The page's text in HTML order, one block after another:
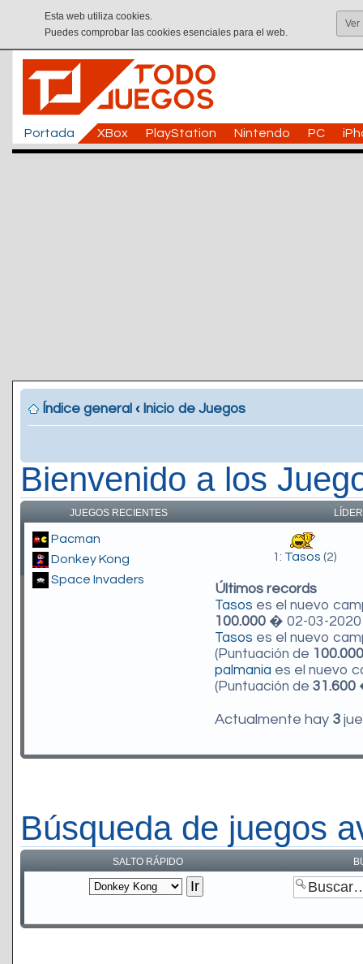
Esta web utiliza cookies.
Puedes comprobar las cookies esenciales para el web.
Ver
Portada XBox PlayStation Nintendo PC
Índice general ‹ Inicio de Juegos
Bienvenido a los
JUEGOS RECIENTES
Pacman
Donkey Kong
Space Invaders
1: Tasos (2)
Últimos records
Tasos es el nuevo
100.000 � 02-03-2020
Tasos es el nuevo
(Puntuación de 100.000
palmania es el nuevo
(Puntuación de 31.600
Actualmente hay 3
Búsqueda de juegos
SALTO RÁPIDO